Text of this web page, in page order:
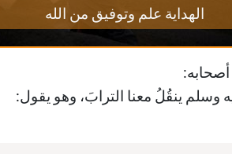
الهداية علم وتوفيق من الله
وسلم ينقُلُ معنا الترابَ، وهو يقول: